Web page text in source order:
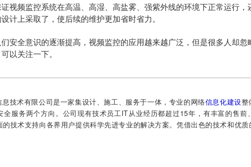
频监控系统在高温、高湿、高盐雾、强紫外线的环境下正常运行，
计上采取了，使后续的维护更加省时省力。
全意识的逐渐提高，视频监控的应用越来越广泛，但是很多人却忽
以关注一下。
息技术有限公司是一家集设计、施工、服务于一体，专业的网络信息化建设整
全服务两个方向。 公司现有技术员工IT从业经历都超过15年，有丰富的售
的技术支持向各界用户提供科学先进专业的解决方案。凭借出色的技术和优